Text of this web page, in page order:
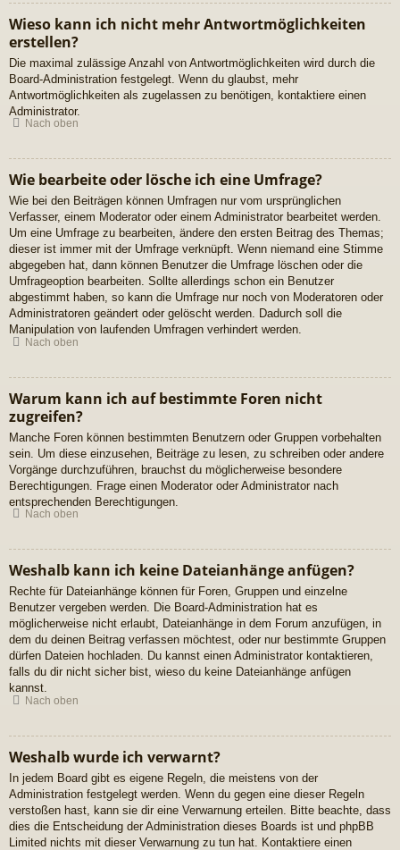
Wieso kann ich nicht mehr Antwortmöglichkeiten
erstellen?
Die maximal zulässige Anzahl von Antwortmöglichkeiten wird durch die
Board-Administration festgelegt. Wenn du glaubst, mehr
Antwortmöglichkeiten als zugelassen zu benötigen, kontaktiere einen
Administrator.
Nach oben
Wie bearbeite oder lösche ich eine Umfrage?
Wie bei den Beiträgen können Umfragen nur vom ursprünglichen
Verfasser, einem Moderator oder einem Administrator bearbeitet werden.
Um eine Umfrage zu bearbeiten, ändere den ersten Beitrag des Themas;
dieser ist immer mit der Umfrage verknüpft. Wenn niemand eine Stimme
abgegeben hat, dann können Benutzer die Umfrage löschen oder die
Umfrageoption bearbeiten. Sollte allerdings schon ein Benutzer
abgestimmt haben, so kann die Umfrage nur noch von Moderatoren oder
Administratoren geändert oder gelöscht werden. Dadurch soll die
Manipulation von laufenden Umfragen verhindert werden.
Nach oben
Warum kann ich auf bestimmte Foren nicht
zugreifen?
Manche Foren können bestimmten Benutzern oder Gruppen vorbehalten
sein. Um diese einzusehen, Beiträge zu lesen, zu schreiben oder andere
Vorgänge durchzuführen, brauchst du möglicherweise besondere
Berechtigungen. Frage einen Moderator oder Administrator nach
entsprechenden Berechtigungen.
Nach oben
Weshalb kann ich keine Dateianhänge anfügen?
Rechte für Dateianhänge können für Foren, Gruppen und einzelne
Benutzer vergeben werden. Die Board-Administration hat es
möglicherweise nicht erlaubt, Dateianhänge in dem Forum anzufügen, in
dem du deinen Beitrag verfassen möchtest, oder nur bestimmte Gruppen
dürfen Dateien hochladen. Du kannst einen Administrator kontaktieren,
falls du dir nicht sicher bist, wieso du keine Dateianhänge anfügen
kannst.
Nach oben
Weshalb wurde ich verwarnt?
In jedem Board gibt es eigene Regeln, die meistens von der
Administration festgelegt werden. Wenn du gegen eine dieser Regeln
verstoßen hast, kann sie dir eine Verwarnung erteilen. Bitte beachte, dass
dies die Entscheidung der Administration dieses Boards ist und phpBB
Limited nichts mit dieser Verwarnung zu tun hat. Kontaktiere einen